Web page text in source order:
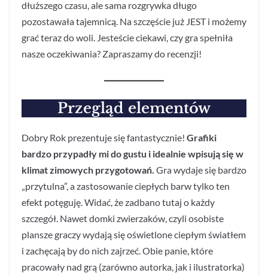
dłuższego czasu, ale sama rozgrywka długo
pozostawała tajemnicą. Na szczęście już JEST i możemy
grać teraz do woli. Jesteście ciekawi, czy gra spełniła
nasze oczekiwania? Zapraszamy do recenzji!
Przegląd elementów
Dobry Rok prezentuje się fantastycznie! Grafiki
bardzo przypadły mi do gustu i idealnie wpisują się w
klimat zimowych przygotowań. Gra wydaje się bardzo
„przytulna”, a zastosowanie ciepłych barw tylko ten
efekt potęguję. Widać, że zadbano tutaj o każdy
szczegół. Nawet domki zwierzaków, czyli osobiste
plansze graczy wydają się oświetlone ciepłym światłem
i zachęcają by do nich zajrzeć. Obie panie, które
pracowały nad grą (zarówno autorka, jak i ilustratorka)